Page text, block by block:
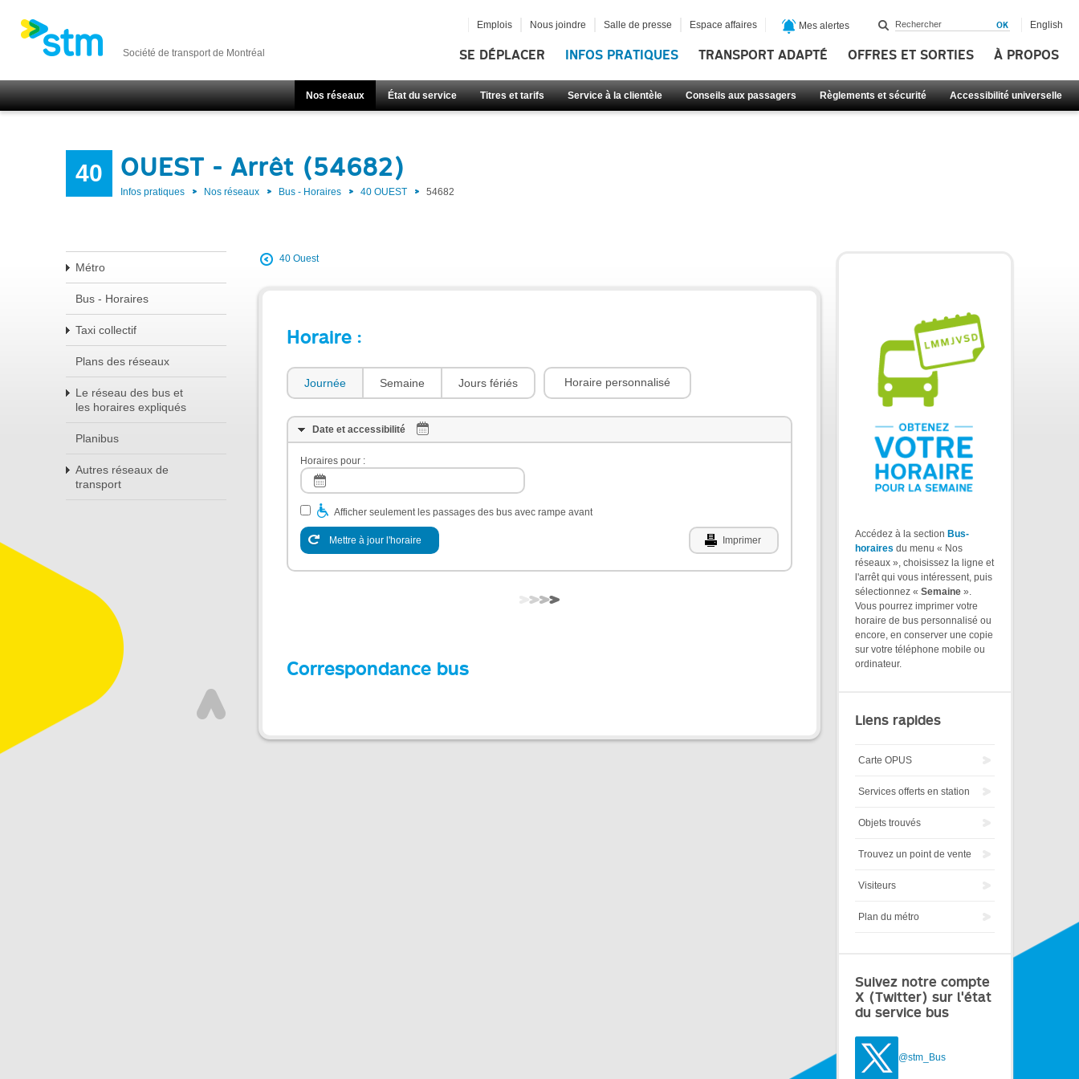
Société de transport de Montréal SE DÉPLACER INFOS PRATIQUES TRANSPORT ADAPTÉ OFFRES ET SORTIES À PROPOS
Nos réseaux État du service Titres et tarifs Service à la clientèle Conseils aux passagers Règlements et sécurité Accessibilité universelle
Emplois Nous joindre Salle de presse Espace affaires Mes alertes English
40 OUEST - Arrêt (54682)
Infos pratiques Nos réseaux Bus - Horaires 40 OUEST 54682
Métro
Bus - Horaires
Taxi collectif
Plans des réseaux
Le réseau des bus et
les horaires expliqués
Planibus
Autres réseaux de
transport
40 Ouest
Horaire :
Journée Semaine Jours fériés Horaire personnalisé
Date et accessibilité
Horaires pour :
Afficher seulement les passages des bus avec rampe avant
Mettre à jour l'horaire Imprimer
Correspondance bus
Accédez à la section Bus-
horaires du menu « Nos
réseaux », choisissez la ligne et
l'arrêt qui vous intéressent, puis
sélectionnez « Semaine ».
Vous pourrez imprimer votre
horaire de bus personnalisé ou
encore, en conserver une copie
sur votre téléphone mobile ou
ordinateur.
Liens rapides
Carte OPUS
Services offerts en station
Objets trouvés
Trouvez un point de vente
Visiteurs
Plan du métro
Suivez notre compte
X (Twitter) sur l'état
du service bus
@stm_Bus